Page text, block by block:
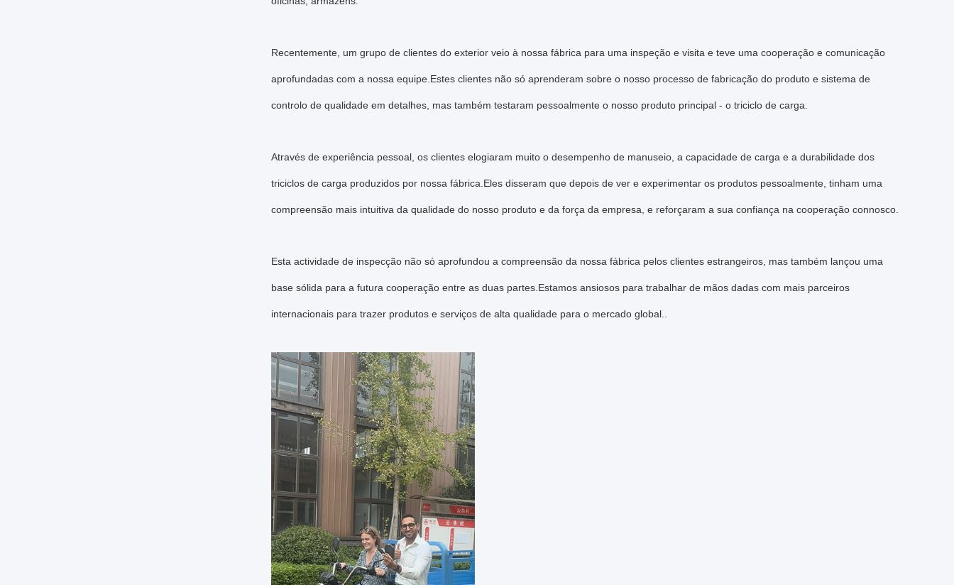
Recentemente, um grupo de clientes do exterior veio à nossa fábrica para uma inspeção e visita e teve uma cooperação e comunicação
aprofundadas com a nossa equipe.Estes clientes não só aprenderam sobre o nosso processo de fabricação do produto e sistema de
controlo de qualidade em detalhes, mas também testaram pessoalmente o nosso produto principal - o triciclo de carga.
Através de experiência pessoal, os clientes elogiaram muito o desempenho de manuseio, a capacidade de carga e a durabilidade dos
triciclos de carga produzidos por nossa fábrica.Eles disseram que depois de ver e experimentar os produtos pessoalmente, tinham uma
compreensão mais intuitiva da qualidade do nosso produto e da força da empresa, e reforçaram a sua confiança na cooperação connosco.
Esta actividade de inspecção não só aprofundou a compreensão da nossa fábrica pelos clientes estrangeiros, mas também lançou uma
base sólida para a futura cooperação entre as duas partes.Estamos ansiosos para trabalhar de mãos dadas com mais parceiros
internacionais para trazer produtos e serviços de alta qualidade para o mercado global..